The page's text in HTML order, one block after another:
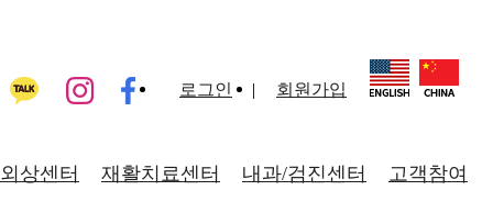
로그인 회원가입
외상센터 재활치료센터 내과/검진센터 고객참여